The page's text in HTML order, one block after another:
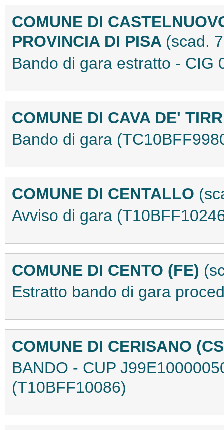
COMUNE DI
PROVINCIA DI PISA (scad.
Bando di gara estratto - CIG
COMUNE DI CAVA DE'
Bando di gara
COMUNE DI CENTALLO
Avviso di gara
COMUNE DI CENTO (FE)
Estratto bando di gara
COMUNE DI CERISANO
BANDO - CUP
(T10BFF10086)